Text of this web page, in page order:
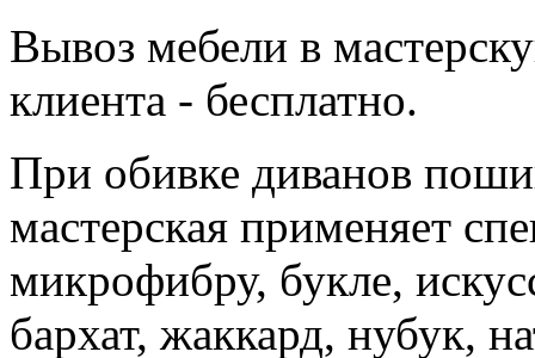
Вывоз мебели в
клиента - бесплатно.
При обивке диванов
мастерская применяет
микрофибру, букле,
бархат, жаккард, нубук,